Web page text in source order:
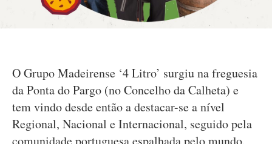
O Grupo Madeirense ‘4 Litro’ surgiu na freguesia
da Ponta do Pargo (no Concelho da Calheta) e
tem vindo desde então a destacar-se a nível
Regional, Nacional e Internacional, seguido pela
comunidade portuguesa espalhada pelo mundo.